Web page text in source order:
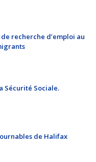
recherche d’emploi au
Sécurité Sociale.
de Halifax